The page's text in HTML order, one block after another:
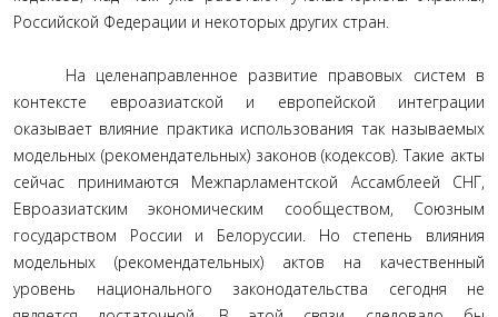
Российской Федерации и некоторых других стран.
На целенаправленное развитие правовых систем в
контексте евроазиатской и европейской интеграции
оказывает влияние практика использования так называемых
модельных (рекомендательных) законов (кодексов). Такие акты
сейчас принимаются Межпарламентской Ассамблеей СНГ,
Евроазиатским экономическим сообществом, Союзным
государством России и Белоруссии. Но степень влияния
модельных (рекомендательных) актов на качественный
уровень национального законодательства сегодня не